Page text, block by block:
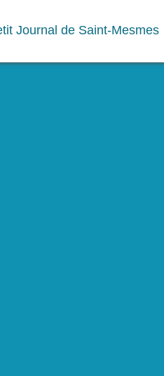
Journal de Saint-Mesmes